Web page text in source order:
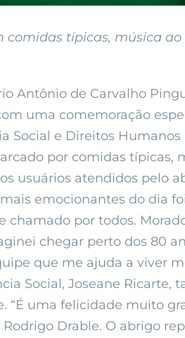
comidas típicas, música
Antônio de Carvalho
uma comemoração
Social e Direitos
por comidas
usuários atendidos pelo
emocionantes do dia
chamado por todos.
chegar perto dos 80
que me ajuda a viver
Social, Joseane
“É uma felicidade muito
Drable. O abrigo